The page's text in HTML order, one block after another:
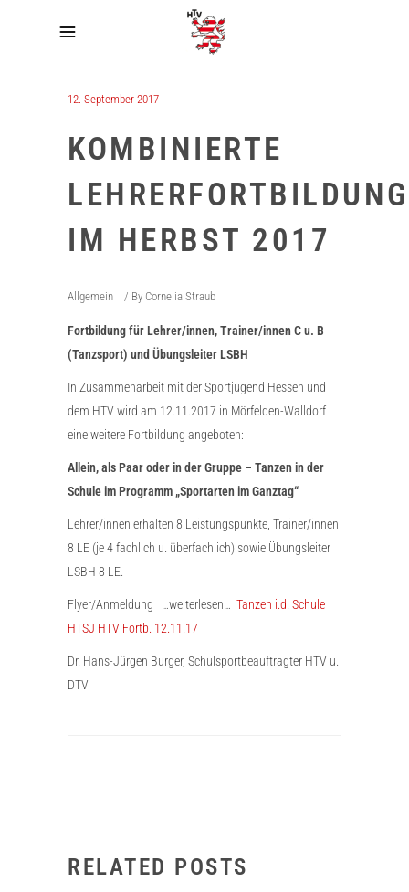
12. September 2017
KOMBINIERTE
LEHRERFORTBILDUNG
IM HERBST 2017
Allgemein By Cornelia Straub
Fortbildung für Lehrer/innen, Trainer/innen C u. B
(Tanzsport) und Übungsleiter LSBH
In Zusammenarbeit mit der Sportjugend Hessen und
dem HTV wird am 12.11.2017 in Mörfelden-Walldorf
eine weitere Fortbildung angeboten:
Allein, als Paar oder in der Gruppe – Tanzen in der
Schule im Programm „Sportarten im Ganztag“
Lehrer/innen erhalten 8 Leistungspunkte, Trainer/innen
8 LE (je 4 fachlich u. überfachlich) sowie Übungsleiter
LSBH 8 LE.
Flyer/Anmeldung …weiterlesen… Tanzen i.d. Schule
HTSJ HTV Fortb. 12.11.17
Dr. Hans-Jürgen Burger, Schulsportbeauftragter HTV u.
DTV
RELATED POSTS